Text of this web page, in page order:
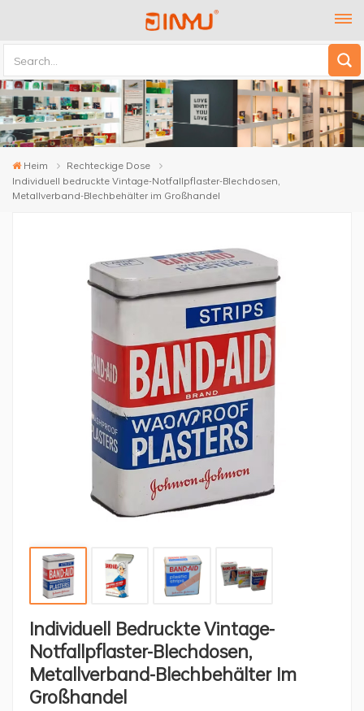
Heim
Rechteckige Dose
Individuell bedruckte Vintage-Notfallpflaster-Blechdosen,
Metallverband-Blechbehälter im Großhandel
Individuell Bedruckte Vintage-
Notfallpflaster-Blechdosen,
Metallverband-Blechbehälter Im
Großhandel